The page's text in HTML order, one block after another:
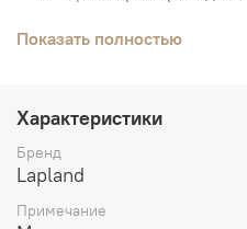
Материал - натуральное
В магазинах, Вы можете
-
КОМБИНАЦИИ Ц
Показать полностью
Характеристики
Бренд
Lapland
Примечание